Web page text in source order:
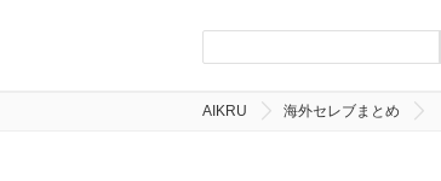
AIKRU 海外セレブまとめ